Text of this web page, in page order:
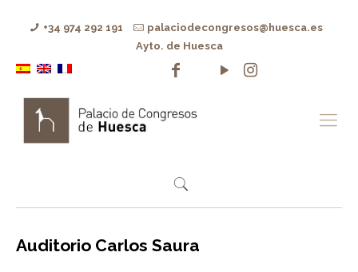
+34 974 292 191
palaciodecongresos@huesca.es
Ayto. de Huesca
Auditorio Carlos Saura